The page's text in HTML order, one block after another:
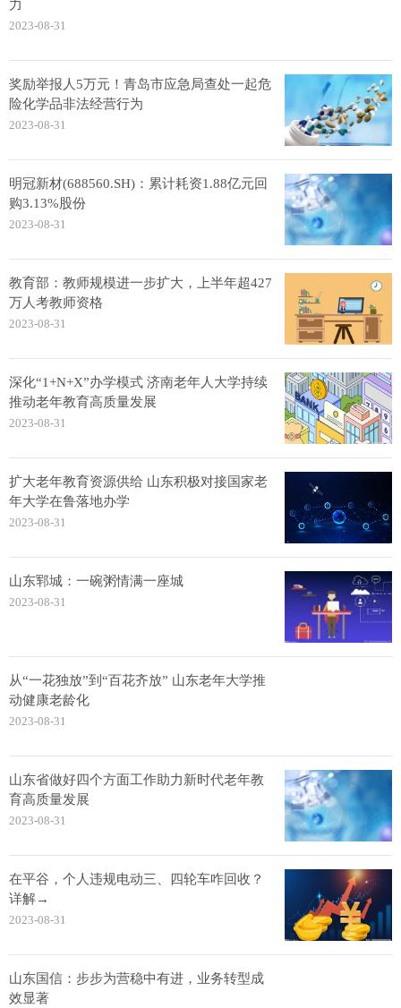
力
2023-08-31
奖励举报人5万元！青岛市应急局查处一起危
险化学品非法经营行为
2023-08-31
明冠新材(688560.SH)：累计耗资1.88亿元回
购3.13%股份
2023-08-31
教育部：教师规模进一步扩大，上半年超427
万人考教师资格
2023-08-31
深化“1+N+X”办学模式 济南老年人大学持续
推动老年教育高质量发展
2023-08-31
扩大老年教育资源供给 山东积极对接国家老
年大学在鲁落地办学
2023-08-31
山东郓城：一碗粥情满一座城
2023-08-31
从“一花独放”到“百花齐放” 山东老年大学推
动健康老龄化
2023-08-31
山东省做好四个方面工作助力新时代老年教
育高质量发展
2023-08-31
在平谷，个人违规电动三、四轮车咋回收？
详解→
2023-08-31
山东国信：步步为营稳中有进，业务转型成
效显著